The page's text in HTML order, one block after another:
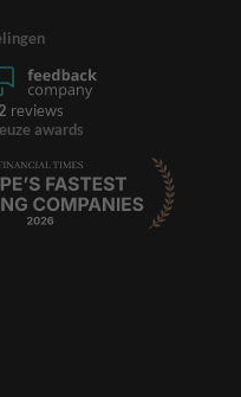
reviews
awards